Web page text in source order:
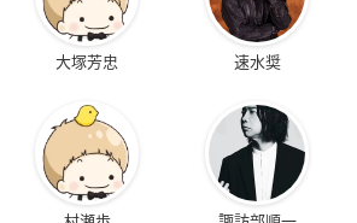
大塚芳忠 速水奨